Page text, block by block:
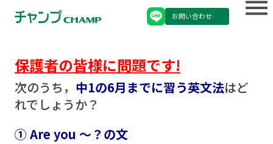
お問い合わせ
保護者の皆様に問題です!
次のうち， 中1の6月までに習う英文法はど
れでしょうか？
① Are you ～？の文